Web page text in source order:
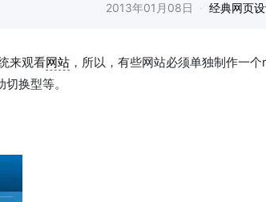
2013年01月08日 · 经典网页
来观看网站 ，所以，有些网站必须单独制作一
换型等。